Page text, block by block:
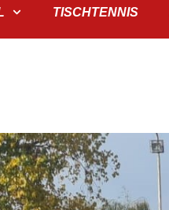
TISCHTENNIS